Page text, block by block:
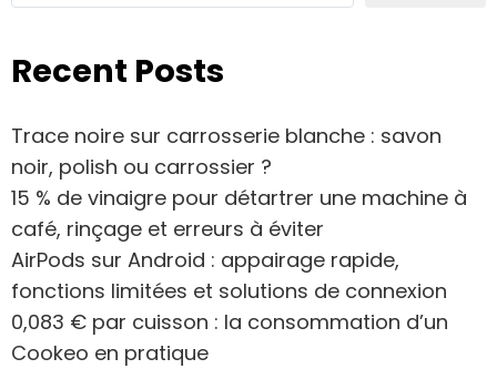
Recent Posts
Trace noire sur carrosserie blanche : savon
noir, polish ou carrossier ?
15 % de vinaigre pour détartrer une machine à
café, rinçage et erreurs à éviter
AirPods sur Android : appairage rapide,
fonctions limitées et solutions de connexion
0,083 € par cuisson : la consommation d’un
Cookeo en pratique